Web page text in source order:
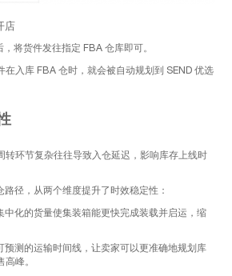
店
将货件发往指定 FBA 仓库即可。
在入库 FBA 仓时，就会被自动规划到 SEND 优选
转环节复杂往往导致入仓延迟，影响库存上线时
径，从两个维度提升了时效稳定性：
中化的货量使集装箱能更快完成装载并启运，缩
预测的运输时间线，让卖家可以更准确地规划库
峰。